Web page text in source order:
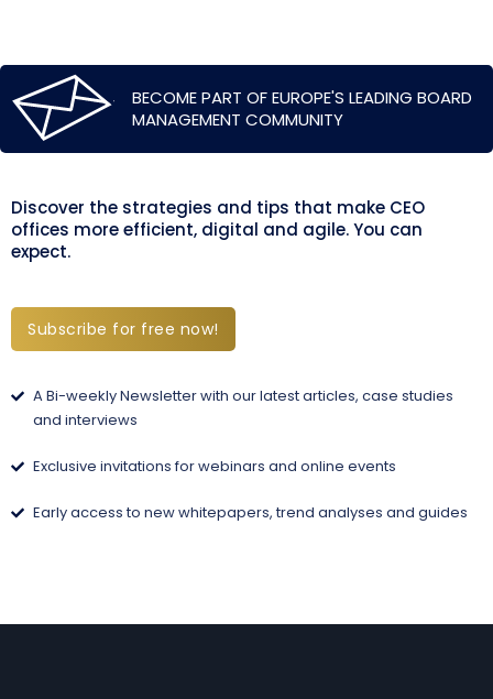
BECOME PART OF EUROPE'S LEADING BOARD
MANAGEMENT COMMUNITY
Discover the strategies and tips that make CEO
offices more efficient, digital and agile. You can
expect.
Subscribe for free now!
A Bi-weekly Newsletter with our latest articles, case studies
and interviews
Exclusive invitations for webinars and online events
Early access to new whitepapers, trend analyses and guides